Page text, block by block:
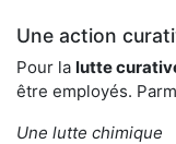
Une action
Pour la lutte
être employés.
Une lutte chimique